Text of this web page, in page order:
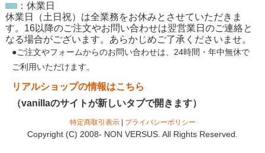
：休業日
休業日（土日祝）は全業務をお休みとさせていただきま
す。16以降のご注文やお問い合わせは翌営業日のご連絡と
なる場合がございます。あらかじめご了承くださいませ。
●ご注文やフォームからのお問い合わせは、 24時間・年中無休で
ご利用いただけます。
リアルショップの情報はこちら
（vanillaのサイトが新しいタブで開きます）
特定商取引表示| プライバシーポリシー
Copyright (C) 2008- NON VERSUS. All Rights Reserved.